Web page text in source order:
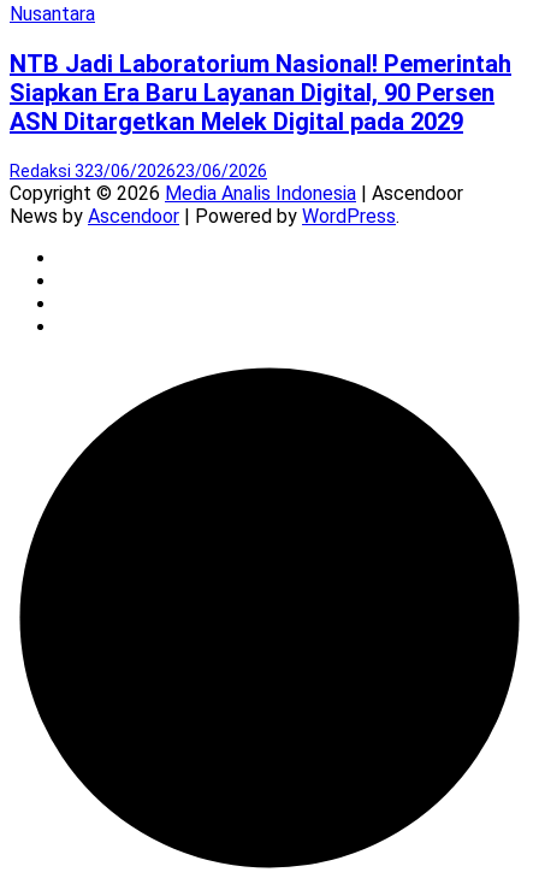
Nusantara
NTB Jadi Laboratorium Nasional! Pemerintah
Siapkan Era Baru Layanan Digital, 90 Persen
ASN Ditargetkan Melek Digital pada 2029
Redaksi 323/06/202623/06/2026
Copyright © 2026 Media Analis Indonesia | Ascendoor
News by Ascendoor | Powered by WordPress.